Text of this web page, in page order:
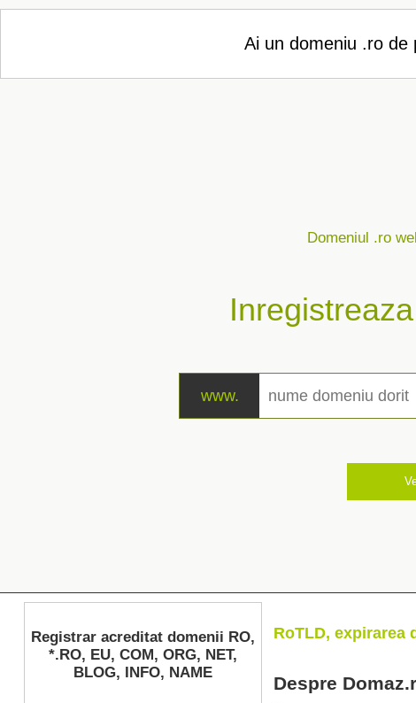
Ai un domeniu .ro de
Domeniul .ro
www.
Registrar acreditat domenii RO,
*.RO, EU, COM, ORG, NET,
BLOG, INFO, NAME
RoTLD, expirarea
Despre